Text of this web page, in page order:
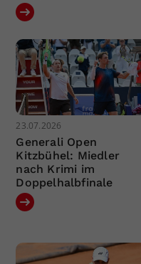
23.07.2026
Generali Open
Kitzbühel: Miedler
nach Krimi im
Doppelhalbfinale